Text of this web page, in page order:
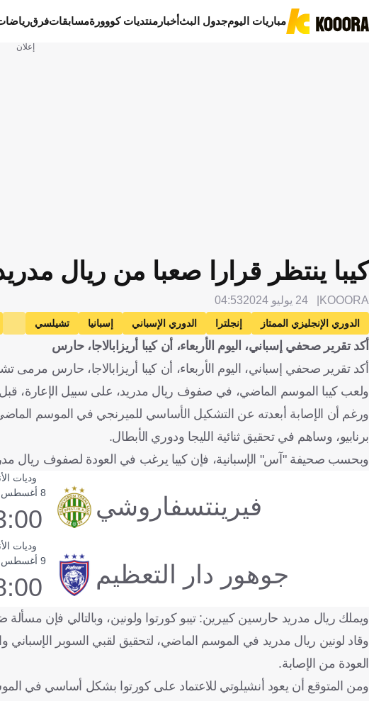
مباريات اليومجدول البثأخبار منتديات كووورةمسابقاتفرق
إعلان
كيبا ينتظر قرارا صعبا من ريال
KOOORA 24 يوليو 2024 04:53
الدوري الإنجليزي الممتاز إنجلترا الدوري الإسباني إسبانيا تشيلسي
كرة قدم
أكد تقرير صحفي إسباني، اليوم الأربعاء، أن كيبا أريزابالاجا، حارس
أكد تقرير صحفي إسباني، اليوم الأربعاء، أن كيبا أريزابالاجا، حارس
ولعب كيبا الموسم الماضي، في صفوف ريال مدريد، على سبيل الإعارة،
ورغم أن الإصابة أبعدته عن التشكيل الأساسي للميرنجي في الموسم
برنابيو، وساهم في تحقيق ثنائية الليجا ودوري الأبطال.
وبحسب صحيفة "آس" الإسبانية، فإن كيبا يرغب في العودة لصفوف ريال
وديات
فيرينتسفاروشي 8 أغسطس 2026
وديات
جوهور دار التعظيم 9 أغسطس 2026
ويملك ريال مدريد حارسين كبيرين: تيبو كورتوا ولونين، وبالتالي فإن
وقاد لونين ريال مدريد في الموسم الماضي، لتحقيق لقبي السوبر الإسباني
العودة من الإصابة.
ومن المتوقع أن يعود أنشيلوتي للاعتماد على كورتوا بشكل أساسي في